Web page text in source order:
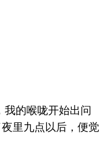
我的喉咙开始出问
里九点以后，便觉